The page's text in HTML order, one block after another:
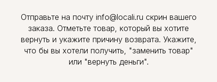
Отправьте на почту info@locali.ru скрин вашего
заказа. Отметьте товар, который вы хотите
вернуть и укажите причину возврата. Укажите,
что бы вы хотели получить, "заменить товар"
или "вернуть деньги".